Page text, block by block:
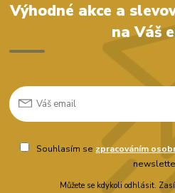
Výhodné akce a
na Váš
Souhlasím se zpracováním
Můžete se kdykoli odhlásit.